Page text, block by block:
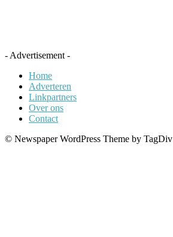
- Advertisement -
Home
Adverteren
Linkpartners
Over ons
Contact
© Newspaper WordPress Theme by TagDiv